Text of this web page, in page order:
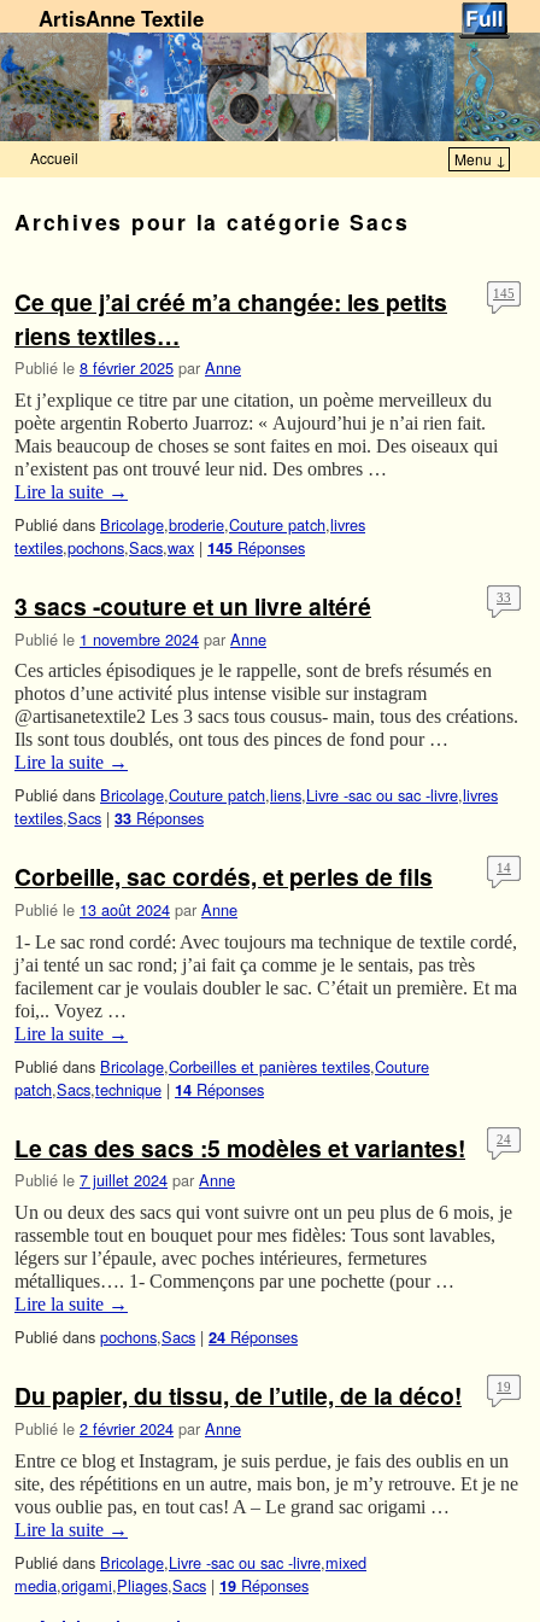
ArtisAnne Textile
Accueil Menu ↓
Archives pour la catégorieSacs
Ce que j’ai créé m’a changée: les petits
riens textiles…
Publié le 8 février 2025 par Anne
145
Et j’explique ce titre par une citation, un poème merveilleux du
poète argentin Roberto Juarroz: « Aujourd’hui je n’ai rien fait.
Mais beaucoup de choses se sont faites en moi. Des oiseaux qui
n’existent pas ont trouvé leur nid. Des ombres …
Lire la suite →
Publié dans Bricolage,broderie,Couture patch,livres
textiles,pochons,Sacs,wax | 145 Réponses
3 sacs -couture et un livre altéré
Publié le 1 novembre 2024 par Anne
33
Ces articles épisodiques je le rappelle, sont de brefs résumés en
photos d’une activité plus intense visible sur instagram
@artisanetextile2 Les 3 sacs tous cousus- main, tous des créations.
Ils sont tous doublés, ont tous des pinces de fond pour …
Lire la suite →
Publié dans Bricolage,Couture patch,liens,Livre -sac ou sac -livre,livres
textiles,Sacs | 33 Réponses
Corbeille, sac cordés, et perles de fils
Publié le 13 août 2024 par Anne
14
1- Le sac rond cordé: Avec toujours ma technique de textile cordé,
j’ai tenté un sac rond; j’ai fait ça comme je le sentais, pas très
facilement car je voulais doubler le sac. C’était un première. Et ma
foi,.. Voyez …
Lire la suite →
Publié dans Bricolage,Corbeilles et panières textiles,Couture
patch,Sacs,technique | 14 Réponses
Le cas des sacs :5 modèles et variantes!
Publié le 7 juillet 2024 par Anne
24
Un ou deux des sacs qui vont suivre ont un peu plus de 6 mois, je
rassemble tout en bouquet pour mes fidèles: Tous sont lavables,
légers sur l’épaule, avec poches intérieures, fermetures
métalliques…. 1- Commençons par une pochette (pour …
Lire la suite →
Publié dans pochons,Sacs | 24 Réponses
Du papier, du tissu, de l’utile, de la déco!
Publié le 2 février 2024 par Anne
19
Entre ce blog et Instagram, je suis perdue, je fais des oublis en un
site, des répétitions en un autre, mais bon, je m’y retrouve. Et je ne
vous oublie pas, en tout cas! A – Le grand sac origami …
Lire la suite →
Publié dans Bricolage,Livre -sac ou sac -livre,mixed
media,origami,Pliages,Sacs | 19 Réponses